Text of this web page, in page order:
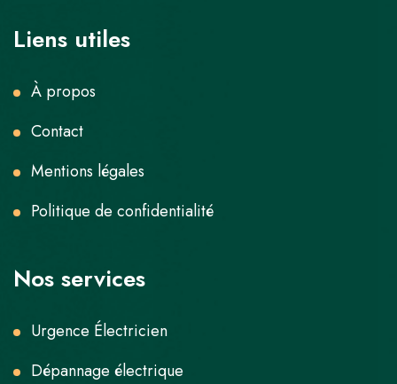
Liens utiles
À propos
Contact
Mentions légales
Politique de confidentialité
Nos services
Urgence Électricien
Dépannage électrique